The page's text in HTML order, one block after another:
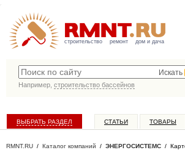
строительство ремонт дом и дача
Искать
Например, строительство бассейнов
ВЫБРАТЬ РАЗДЕЛ СТАТЬИ ТОВАРЫ
RMNT.RU / Каталог компаний / ЭНЕРГОСИСТЕМС /